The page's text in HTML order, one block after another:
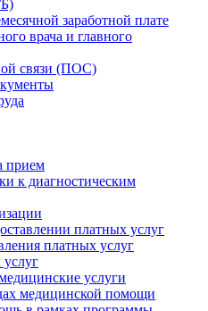
заработной плате
врача и главного
связи (ПОС)
прием
к диагностическим
платных услуг
платных услуг
услуги
медицинской помощи